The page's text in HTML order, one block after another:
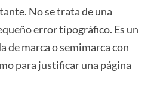
No se trata de una
error tipográfico. Es un
de marca o semimarca con
para justificar una página